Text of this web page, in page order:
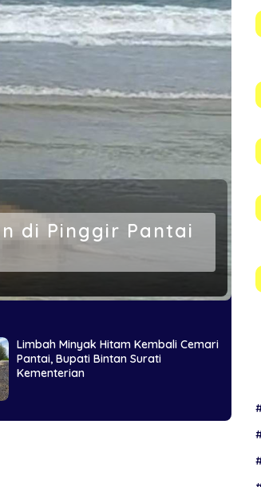
di Pinggir Pantai
Limbah Minyak Hitam Kembali Cemari
Pantai, Bupati Bintan Surati
Kementerian